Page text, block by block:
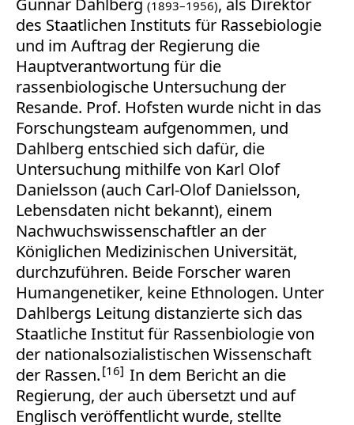
Gunnar Dahlberg (1893–1956), als Direktor
des Staatlichen Instituts für Rassebiologie
und im Auftrag der Regierung die
Hauptverantwortung für die
rassenbiologische Untersuchung der
Resande. Prof. Hofsten wurde nicht in das
Forschungsteam aufgenommen, und
Dahlberg entschied sich dafür, die
Untersuchung mithilfe von Karl Olof
Danielsson (auch Carl-Olof Danielsson,
Lebensdaten nicht bekannt), einem
Nachwuchswissenschaftler an der
Königlichen Medizinischen Universität,
durchzuführen. Beide Forscher waren
Humangenetiker, keine Ethnologen. Unter
Dahlbergs Leitung distanzierte sich das
Staatliche Institut für Rassenbiologie von
der nationalsozialistischen Wissenschaft
der Rassen. 16
In dem Bericht an die
Regierung, der auch übersetzt und auf
Englisch veröffentlicht wurde, stellte